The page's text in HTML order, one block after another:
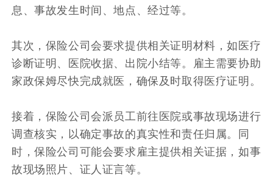
息、事故发生时间、地点、经过等。
其次，保险公司会要求提供相关证明材料，如医疗
诊断证明、医院收据、出院小结等。雇主需要协助
家政保姆尽快完成就医，确保及时取得医疗证明。
接着，保险公司会派员工前往医院或事故现场进行
调查核实，以确定事故的真实性和责任归属。同
时，保险公司可能会要求雇主提供相关证据，如事
故现场照片、证人证言等。